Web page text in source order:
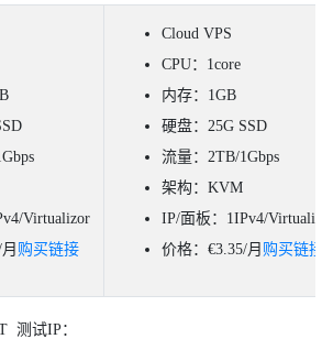
Virtualizor
购买链接
Cloud VPS
CPU：1core
内存：1GB
硬盘：25G SSD
流量：2TB/1Gbps
架构：KVM
IP/面板：1IPv4/
价格：€3.35/月 购买链接
测试IP：